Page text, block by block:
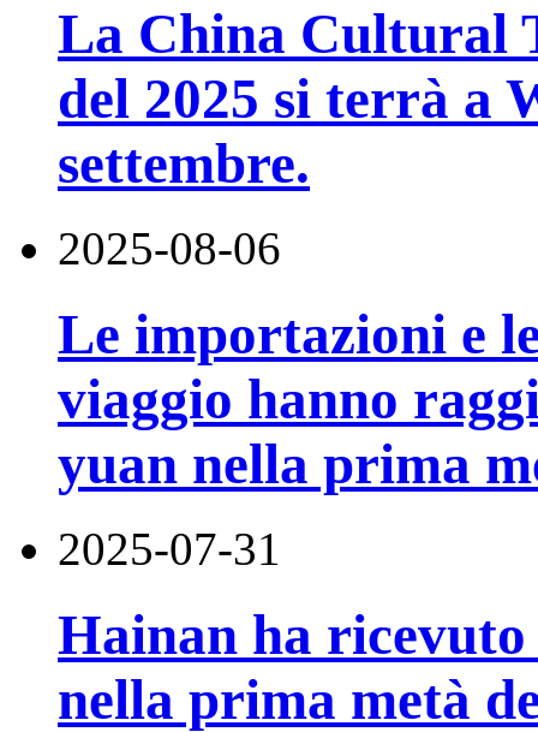
La China Cultural
del 2025 si terrà a
settembre.
2025-08-06
Le importazioni e
viaggio hanno
yuan nella prima
2025-07-31
Hainan ha
nella prima metà